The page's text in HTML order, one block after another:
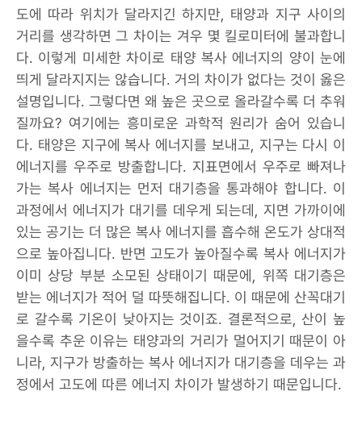
도에 따라 위치가 달라지긴 하지만, 태양과 지구 사이의
거리를 생각하면 그 차이는 겨우 몇 킬로미터에 불과합니
다. 이렇게 미세한 차이로 태양 복사 에너지의 양이 눈에
띄게 달라지지는 않습니다. 거의 차이가 없다는 것이 옳은
설명입니다. 그렇다면 왜 높은 곳으로 올라갈수록 더 추워
질까요? 여기에는 흥미로운 과학적 원리가 숨어 있습니
다. 태양은 지구에 복사 에너지를 보내고, 지구는 다시 이
에너지를 우주로 방출합니다. 지표면에서 우주로 빠져나
가는 복사 에너지는 먼저 대기층을 통과해야 합니다. 이
과정에서 에너지가 대기를 데우게 되는데, 지면 가까이에
있는 공기는 더 많은 복사 에너지를 흡수해 온도가 상대적
으로 높아집니다. 반면 고도가 높아질수록 복사 에너지가
이미 상당 부분 소모된 상태이기 때문에, 위쪽 대기층은
받는 에너지가 적어 덜 따뜻해집니다. 이 때문에 산꼭대기
로 갈수록 기온이 낮아지는 것이죠. 결론적으로, 산이 높
을수록 추운 이유는 태양과의 거리가 멀어지기 때문이 아
니라, 지구가 방출하는 복사 에너지가 대기층을 데우는 과
정에서 고도에 따른 에너지 차이가 발생하기 때문입니다.